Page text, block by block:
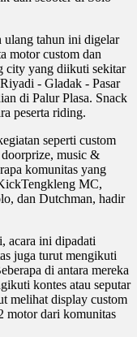
ulang tahun ini digelar
motor custom dan
city yang diikuti sekitar
- Gladak - Pasar
di Palur Plasa. Snack
peserta riding.
seperti custom
music &
komunitas yang
MC,
dan Dutchman, hadir
acara ini dipadati
juga turut mengikuti
di antara mereka
kontes atau seputar
melihat display custom
motor dari komunitas